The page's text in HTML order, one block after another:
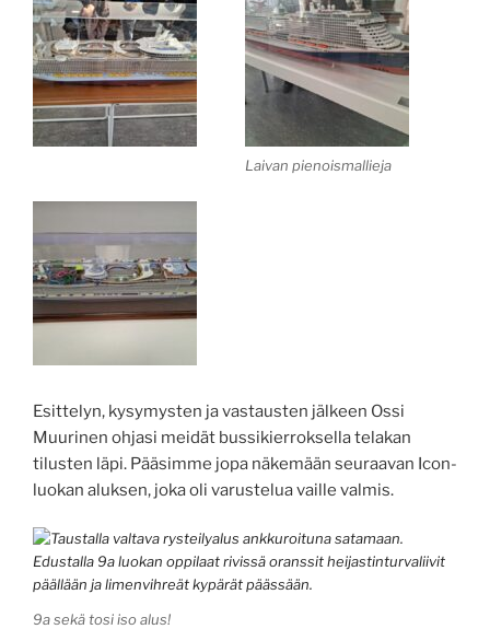
Laivan pienoismallieja
Esittelyn, kysymysten ja vastausten jälkeen Ossi
Muurinen ohjasi meidät bussikierroksella telakan
tilusten läpi. Pääsimme jopa näkemään seuraavan Icon-
luokan aluksen, joka oli varustelua vaille valmis.
9a sekä tosi iso alus!